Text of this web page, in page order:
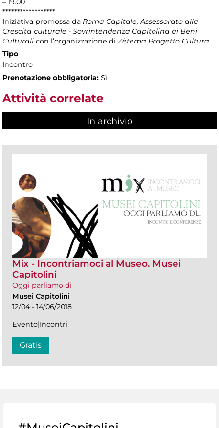
– 19.00
******************
Iniziativa promossa da Roma Capitale, Assessorato alla
Crescita culturale - Sovrintendenza Capitolina ai Beni
Culturali con l’organizzazione di Zètema Progetto Cultura.
Tipo
Incontro
Prenotazione obbligatoria: Sì
Attività correlate
In archivio
Mix - Incontriamoci al Museo. Musei
Capitolini
Oggi parliamo di
Musei Capitolini
12/04 - 14/06/2018
Evento|Incontri
Gratis